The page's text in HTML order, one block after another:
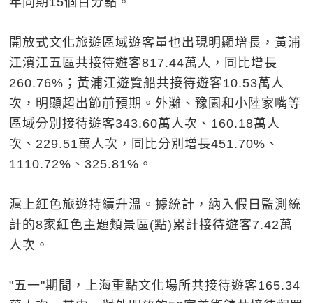
開放式文化旅遊區域遊客量也出現明顯增長，黃浦
江濱江五區共接待遊客817.44萬人，同比增長
260.76%；黃浦江遊覽船共接待遊客10.53萬人
次，明顯超出節前預期。外灘、豫園和小陸家嘴等
區域分別接待遊客343.60萬人次、160.18萬人
次、229.51萬人次，同比分別增長451.70%、
1110.72%、325.81%。
滬上紅色旅遊持續升溫。據統計，納入假日監測統
計的8家紅色主題類景區(點)累計接待遊客7.42萬
人次。
"五一"期間，上海重點文化場所共接待遊客165.34